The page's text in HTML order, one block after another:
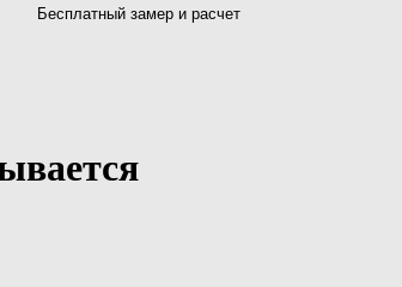
Бесплатный замер и расчет